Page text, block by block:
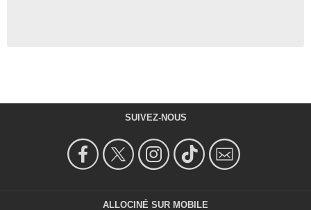
SUIVEZ-NOUS
ALLOCINÉ SUR MOBILE